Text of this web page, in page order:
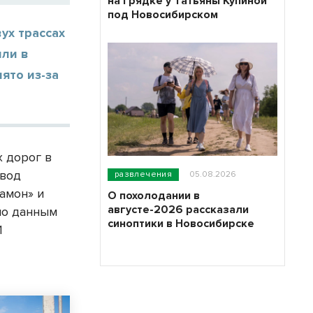
трассах
в
из-за
дорог в
и
данным
под Новосибирском
развлечения 05.08.2026
О похолодании в
августе-2026 рассказали
синоптики в Новосибирске